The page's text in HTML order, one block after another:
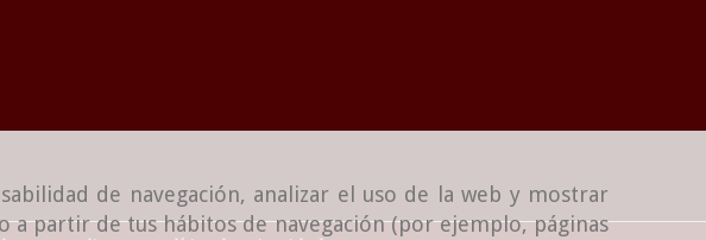
de navegación, analizar el uso de la web y mostrar
partir de tus hábitos de navegación (por ejemplo, páginas